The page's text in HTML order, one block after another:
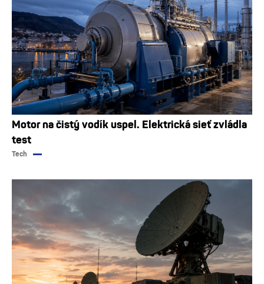
Motor na čistý vodík uspel. Elektrická sieť zvládla
test
Tech